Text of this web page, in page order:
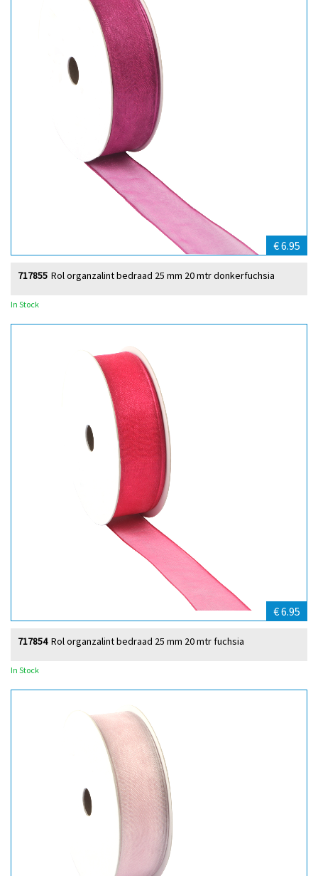
€ 6.95
Rol organzalint bedraad 25 mm 20 mtr donkerfuchsia
717855
In Stock
€ 6.95
Rol organzalint bedraad 25 mm 20 mtr fuchsia
717854
In Stock